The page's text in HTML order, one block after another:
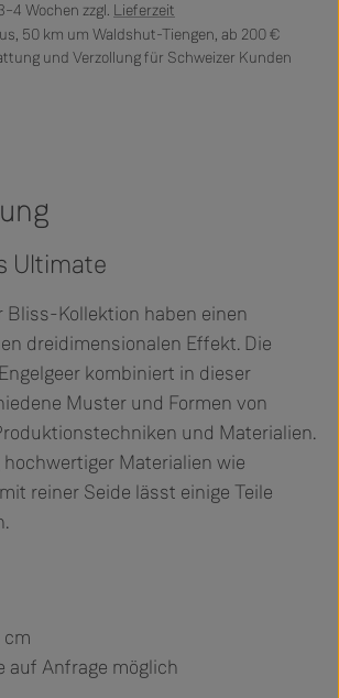
Wochen zzgl. Lieferzeit
50 km um Waldshut-Tiengen, ab 200 €
und Verzollung für Schweizer Kunden
Ultimate
Bliss-Kollektion haben einen
dreidimensionalen Effekt. Die
kombiniert in dieser
Muster und Formen von
und Materialien.
Materialien wie
reiner Seide lässt einige Teile
auf Anfrage möglich